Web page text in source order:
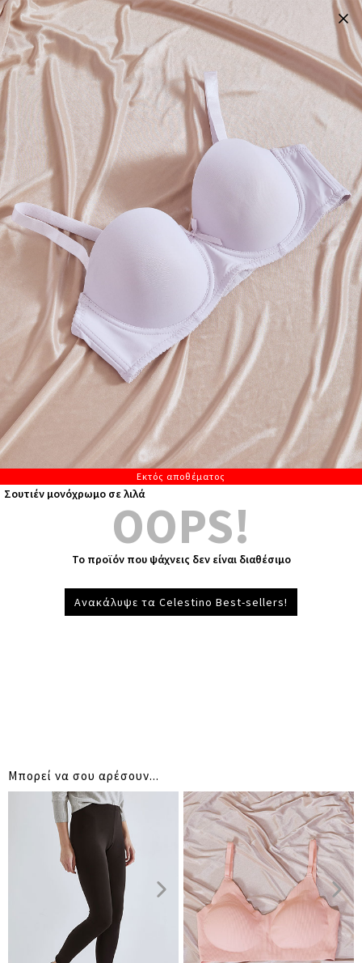
Εκτός αποθέματος
Σουτιέν μονόχρωμο σε λιλά
OOPS!
Το προϊόν που ψάχνεις δεν είναι διαθέσιμο
Ανακάλυψε τα Celestino Best-sellers!
Μπορεί να σου αρέσουν...